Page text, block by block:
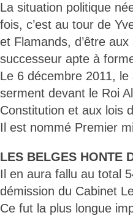
La situation politique
fois, c’est au tour de
et Flamands, d’être
successeur apte à
Le 6 décembre 2011,
serment devant le Roi
Constitution et aux lois
Il est nommé Premier
LES BELGES HONTE
Il en aura fallu au total
démission du Cabinet
Ce fut la plus longue